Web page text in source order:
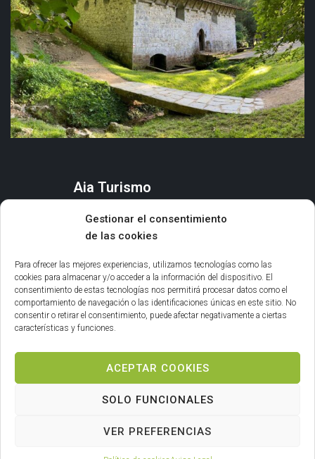
Gestionar el consentimiento
de las cookies
Para ofrecer las mejores experiencias, utilizamos tecnologías como las
cookies para almacenar y/o acceder a la información del dispositivo. El
consentimiento de estas tecnologías nos permitirá procesar datos como el
comportamiento de navegación o las identificaciones únicas en este sitio. No
consentir o retirar el consentimiento, puede afectar negativamente a ciertas
características y funciones.
ACEPTAR COOKIES
SOLO FUNCIONALES
VER PREFERENCIAS
Aia Turismo
QUÉ HACER
AGENDA Y EVENTOS
Información general
INFORMACIÓN LEGAL